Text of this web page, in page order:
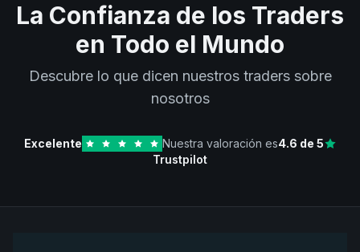
La Confianza de los Traders
en Todo el Mundo
Descubre lo que dicen nuestros traders sobre
nosotros
Excelente Nuestra valoración es4.6 de 5
Trustpilot